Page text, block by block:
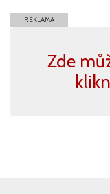
REKLAMA
Zde